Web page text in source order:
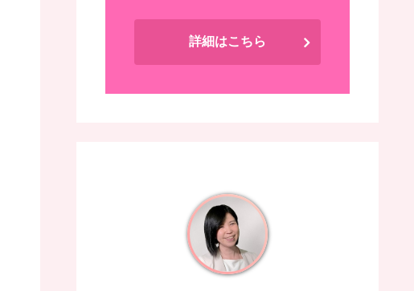
詳細はこちら